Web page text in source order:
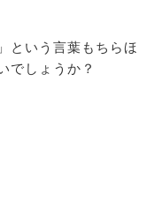
という言葉もちらほ
でしょうか？